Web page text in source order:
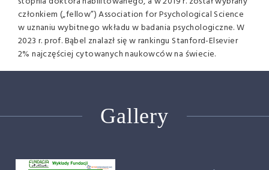
członkiem („fellow”) Association for Psychological Science
w uznaniu wybitnego wkładu w badania psychologiczne. W
2023 r. prof. Bąbel znalazł się w rankingu Stanford-Elsevier
2% najczęściej cytowanych naukowców na świecie.
Gallery